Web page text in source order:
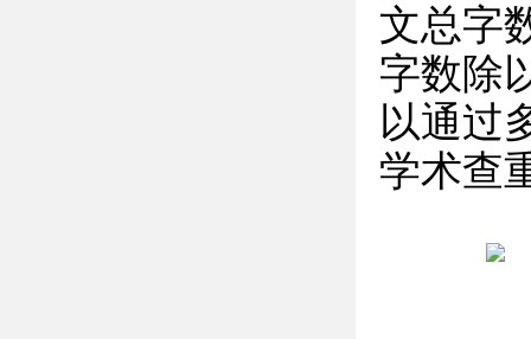
文总字
字数除
以通过
学术查